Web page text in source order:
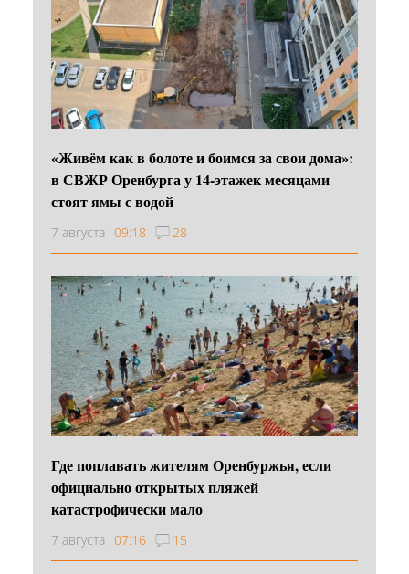
«Живём как в болоте и боимся за свои дома»:
в СВЖР Оренбурга у 14-этажек месяцами
стоят ямы с водой
7 августа 09:18 28
Где поплавать жителям Оренбуржья, если
официально открытых пляжей
катастрофически мало
7 августа 07:16 15